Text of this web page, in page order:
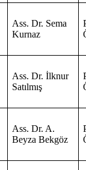
Ass. Dr. Sema
Kurnaz
Ass. Dr. İlknur
Satılmış
Ass. Dr. A.
Beyza Bekgöz